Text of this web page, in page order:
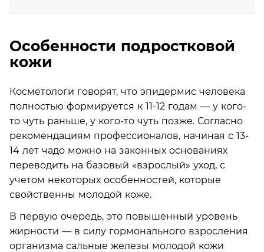
Особенности подростковой
кожи
Косметологи говорят, что эпидермис человека
полностью формируется к 11-12 годам — у кого-
то чуть раньше, у кого-то чуть позже. Согласно
рекомендациям профессионалов, начиная с 13-
14 лет чадо можно на законных основаниях
переводить на базовый «взрослый» уход, с
учетом некоторых особенностей, которые
свойственны молодой коже.
В первую очередь, это повышенный уровень
жирности — в силу гормонального взросления
организма сальные железы молодой кожи